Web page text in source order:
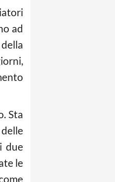
ad
Sta
due
le